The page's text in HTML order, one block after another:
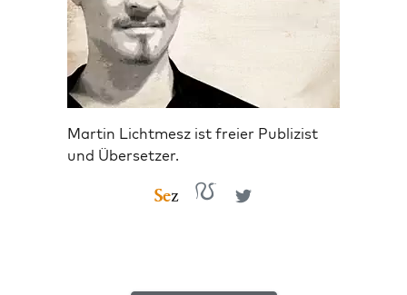
Martin Lichtmesz ist freier Publizist
und Übersetzer.